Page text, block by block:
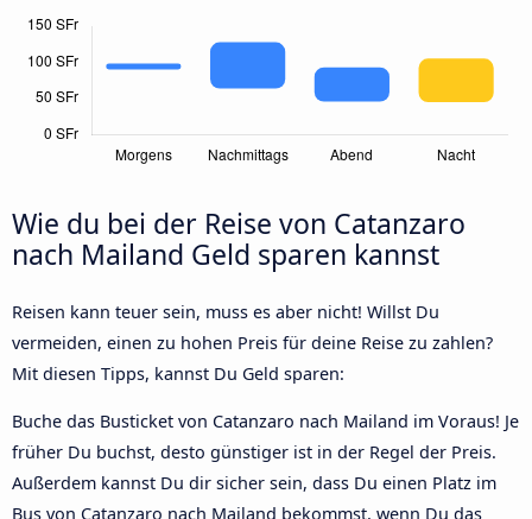
Wie du bei der Reise von Catanzaro
nach Mailand Geld sparen kannst
Reisen kann teuer sein, muss es aber nicht! Willst Du
vermeiden, einen zu hohen Preis für deine Reise zu zahlen?
Mit diesen Tipps, kannst Du Geld sparen:
Buche das Busticket von Catanzaro nach Mailand im Voraus! Je
früher Du buchst, desto günstiger ist in der Regel der Preis.
Außerdem kannst Du dir sicher sein, dass Du einen Platz im
Bus von Catanzaro nach Mailand bekommst, wenn Du das